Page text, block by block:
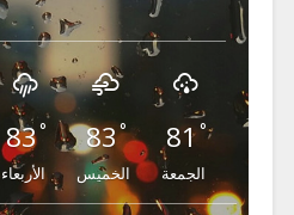
83°
الأربعاء
83°
الخميس
81°
الجمعة